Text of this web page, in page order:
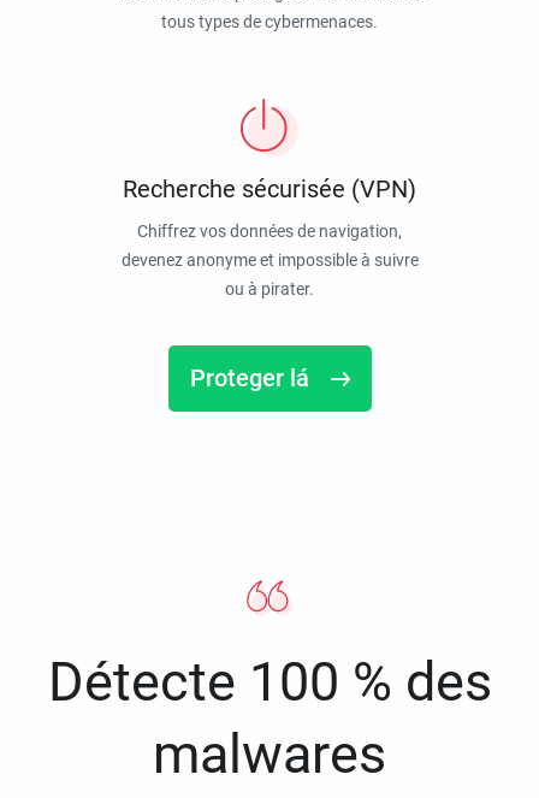
tous types de cybermenaces.
Recherche sécurisée (VPN)
Chiffrez vos données de navigation,
devenez anonyme et impossible à suivre
ou à pirater.
Proteger lá
Détecte 100 % des
malwares